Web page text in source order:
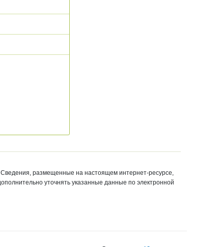
размещенные на настоящем интернет-ресурсе,
уточнять указанные данные по электронной